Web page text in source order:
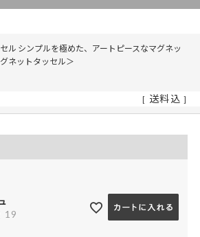
ル シンプルを極めた、アートピースなマグネッ
ネットタッセル＞
送料込
19